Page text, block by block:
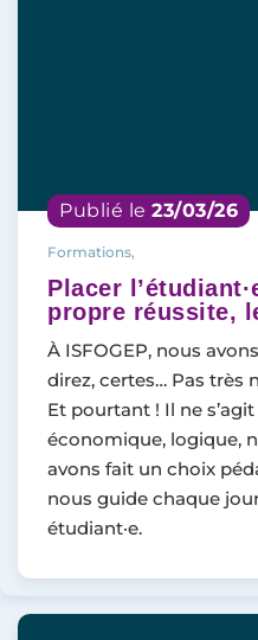
Publié le 23/03/26
Formations,
Placer
propre réussite,
À ISFOGEP, nous
direz, certes… Pas très
Et pourtant ! Il ne
économique, logique,
avons fait un choix
nous guide chaque
étudiant·e.